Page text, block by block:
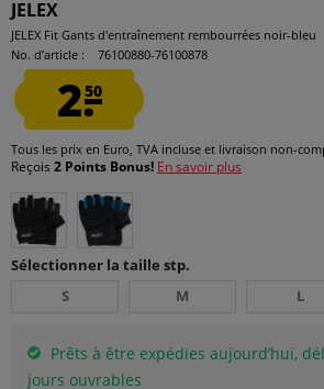
JELEX
JELEX Fit Gants d'entraînement rembourrées noir-bleu
No. d’article :
76100880-76100878
2.50
Tous les prix en Euro, TVA incluse et livraison non-
Reçois 2 Points Bonus! En savoir plus
Sélectionner la taille stp.
S
M L
Prêts à être expédies aujourd’hui,
jours ouvrables